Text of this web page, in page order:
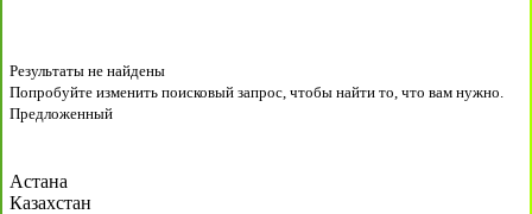
Результаты не найдены
Попробуйте изменить поисковый запрос, чтобы найти то, что вам нужно.
Предложенный
Астана
Казахстан